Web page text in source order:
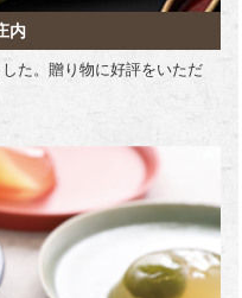
内
た。贈り物に好評をいただ